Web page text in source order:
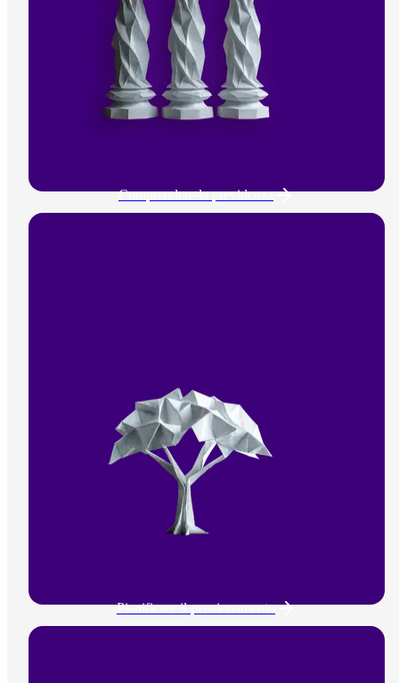
Comprendere la previdenza
Pianificare il pensionamento